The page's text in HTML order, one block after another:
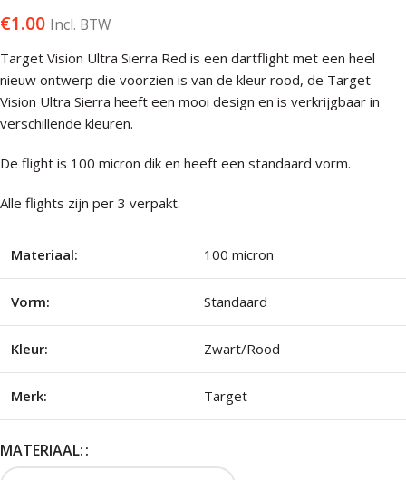
€1.00 Incl. BTW
Target Vision Ultra Sierra Red is een dartflight met een heel
nieuw ontwerp die voorzien is van de kleur rood, de Target
Vision Ultra Sierra heeft een mooi design en is verkrijgbaar in
verschillende kleuren.
De flight is 100 micron dik en heeft een standaard vorm.
Alle flights zijn per 3 verpakt.
Materiaal: 100 micron
Vorm: Standaard
Kleur: Zwart/Rood
Merk: Target
MATERIAAL: